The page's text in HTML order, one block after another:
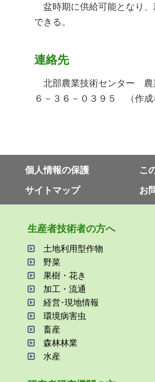
盆時期に供給可能となり
できる。
連絡先
北部農業技術センター 農
６－３６－０３９５ （作成
個⼈情報の保護
こ
サイトマップ
お
⽣産者技術者の⽅へ
⼟地利⽤型作物
野菜
果樹・花き
加⼯・流通
経営･現地情報
環境病害⾍
畜産
森林林業
⽔産